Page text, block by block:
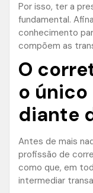
Por isso, ter a
fundamental.
conhecimento
compõem as
O
o
diante
Antes de mais
profissão de
como que, em
intermediar